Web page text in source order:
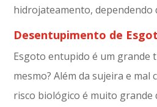
hidrojateamento, dependendo
Desentupimento de
Esgoto entupido é um grande
mesmo? Além da sujeira e mal
risco biológico é muito grande